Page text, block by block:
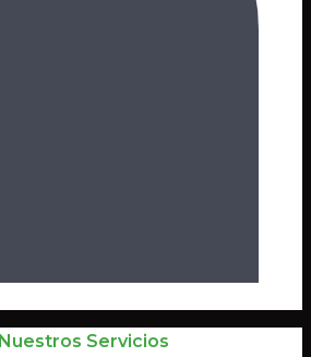
Nuestros Servicios